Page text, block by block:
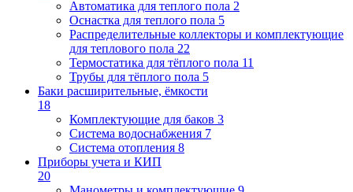
Автоматика для теплого пола 2
Оснастка для теплого пола 5
Распределительные коллекторы и комплектующие
для теплового пола 22
Термостатика для тёплого пола 11
Трубы для тёплого пола 5
Баки расширительные, ёмкости
18
Комплектующие для баков 3
Система водоснабжения 7
Система отопления 8
Приборы учета и КИП
20